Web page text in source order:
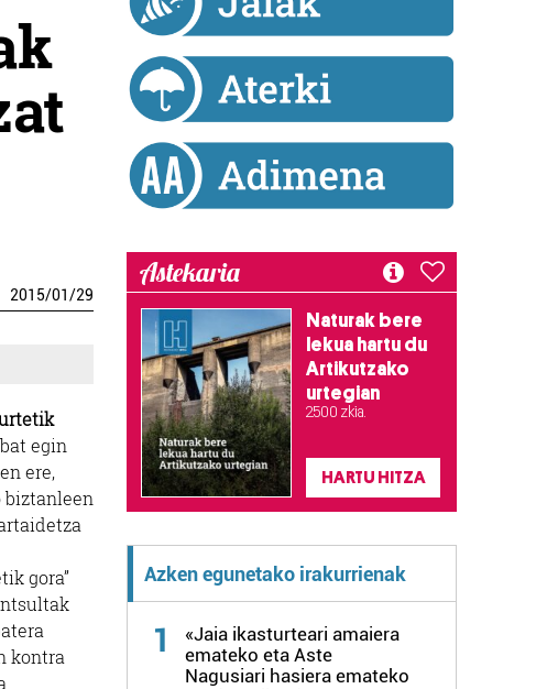
2015/01/29
egin
ere,
biztanleen
gora”
kontra
Astekaria
Naturak bere
lekua hartu du
Artikutzako
urtegian
2.500 zkia.
HARTU HITZA
Azken egunetako irakurrienak
1
«Jaia ikasturteari amaiera
emateko eta Aste
Nagusiari hasiera emateko